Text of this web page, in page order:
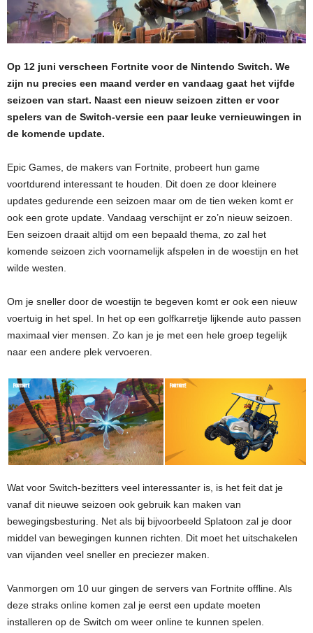
Op 12 juni verscheen Fortnite voor de Nintendo Switch. We
zijn nu precies een maand verder en vandaag gaat het vijfde
seizoen van start. Naast een nieuw seizoen zitten er voor
spelers van de Switch-versie een paar leuke vernieuwingen in
de komende update.
Epic Games, de makers van Fortnite, probeert hun game
voortdurend interessant te houden. Dit doen ze door kleinere
updates gedurende een seizoen maar om de tien weken komt er
ook een grote update. Vandaag verschijnt er zo’n nieuw seizoen.
Een seizoen draait altijd om een bepaald thema, zo zal het
komende seizoen zich voornamelijk afspelen in de woestijn en het
wilde westen.
Om je sneller door de woestijn te begeven komt er ook een nieuw
voertuig in het spel. In het op een golfkarretje lijkende auto passen
maximaal vier mensen. Zo kan je je met een hele groep tegelijk
naar een andere plek vervoeren.
Wat voor Switch-bezitters veel interessanter is, is het feit dat je
vanaf dit nieuwe seizoen ook gebruik kan maken van
bewegingsbesturing. Net als bij bijvoorbeeld Splatoon zal je door
middel van bewegingen kunnen richten. Dit moet het uitschakelen
van vijanden veel sneller en preciezer maken.
Vanmorgen om 10 uur gingen de servers van Fortnite offline. Als
deze straks online komen zal je eerst een update moeten
installeren op de Switch om weer online te kunnen spelen.